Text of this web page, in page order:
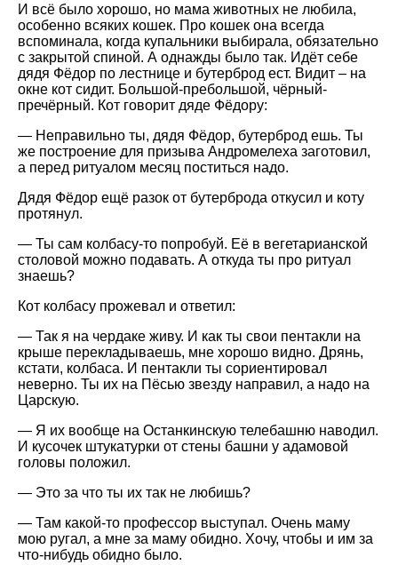
И всё было хорошо, но мама животных не любила,
особенно всяких кошек. Про кошек она всегда
вспоминала, когда купальники выбирала, обязательно
с закрытой спиной. А однажды было так. Идёт себе
дядя Фёдор по лестнице и бутерброд ест. Видит – на
окне кот сидит. Большой-пребольшой, чёрный-
пречёрный. Кот говорит дяде Фёдору:
— Неправильно ты, дядя Фёдор, бутерброд ешь. Ты
же построение для призыва Андромелеха заготовил,
а перед ритуалом месяц поститься надо.
Дядя Фёдор ещё разок от бутерброда откусил и коту
протянул.
— Ты сам колбасу-то попробуй. Её в вегетарианской
столовой можно подавать. А откуда ты про ритуал
знаешь?
Кот колбасу прожевал и ответил:
— Так я на чердаке живу. И как ты свои пентакли на
крыше перекладываешь, мне хорошо видно. Дрянь,
кстати, колбаса. И пентакли ты сориентировал
неверно. Ты их на Пёсью звезду направил, а надо на
Царскую.
— Я их вообще на Останкинскую телебашню наводил.
И кусочек штукатурки от стены башни у адамовой
головы положил.
— Это за что ты их так не любишь?
— Там какой-то профессор выступал. Очень маму
мою ругал, а мне за маму обидно. Хочу, чтобы и им за
что-нибудь обидно было.